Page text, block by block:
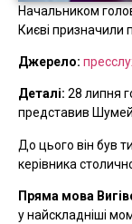
Начальником
Києві призначили
Джерело:
Деталі: 28 липня
представив
До цього він був
керівника
Пряма мова
у найскладніші